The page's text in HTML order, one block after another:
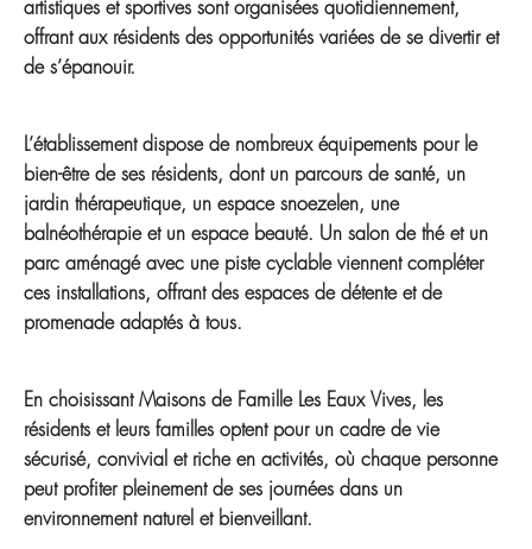
artistiques et sportives sont organisées quotidiennement,
offrant aux résidents des opportunités variées de se divertir et
de s’épanouir.
L’établissement dispose de nombreux équipements pour le
bien-être de ses résidents, dont un parcours de santé, un
jardin thérapeutique, un espace snoezelen, une
balnéothérapie et un espace beauté. Un salon de thé et un
parc aménagé avec une piste cyclable viennent compléter
ces installations, offrant des espaces de détente et de
promenade adaptés à tous.
En choisissant Maisons de Famille Les Eaux Vives, les
résidents et leurs familles optent pour un cadre de vie
sécurisé, convivial et riche en activités, où chaque personne
peut profiter pleinement de ses journées dans un
environnement naturel et bienveillant.